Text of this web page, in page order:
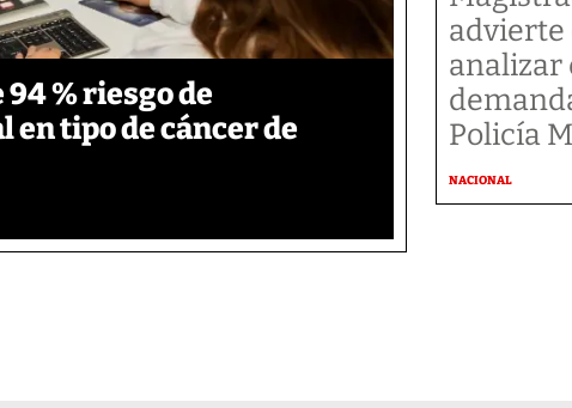
% riesgo de
tipo de cáncer de
advierte
analizar
Policía
NACIONAL